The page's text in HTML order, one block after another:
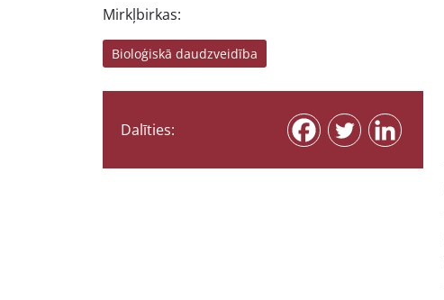
Mirkļbirkas:
Bioloģiskā daudzveidība
Dalīties: